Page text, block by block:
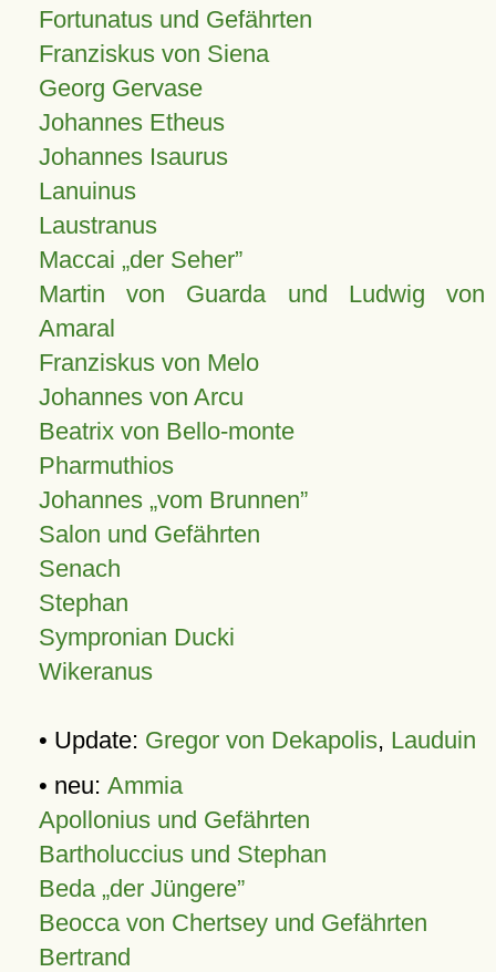
Fortunatus und Gefährten
Franziskus von Siena
Georg Gervase
Johannes Etheus
Johannes Isaurus
Lanuinus
Laustranus
Maccai „der Seher”
Martin von Guarda und Ludwig von
Amaral
Franziskus von Melo
Johannes von Arcu
Beatrix von Bello-monte
Pharmuthios
Johannes vom Brunnen
Salon und Gefährten
Senach
Stephan
Sympronian Ducki
Wikeranus
• Update: Gregor von Dekapolis, Lauduin
• neu: Ammia
Apollonius und Gefährten
Bartholuccius und Stephan
Beda „der Jüngere”
Beocca von Chertsey und Gefährten
Bertrand